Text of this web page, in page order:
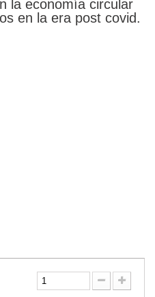
la economía circular
en la era post covid.